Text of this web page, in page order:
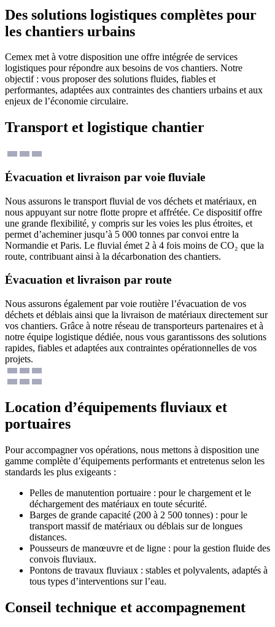
Des solutions logistiques complètes pour
les chantiers urbains
Cemex met à votre disposition une offre intégrée de services
logistiques pour répondre aux besoins de vos chantiers. Notre
objectif : vous proposer des solutions fluides, fiables et
performantes, adaptées aux contraintes des chantiers urbains et aux
enjeux de l’économie circulaire.
Transport et logistique chantier
Évacuation et livraison par voie fluviale
Nous assurons le transport fluvial de vos déchets et matériaux, en
nous appuyant sur notre flotte propre et affrétée. Ce dispositif offre
une grande flexibilité, y compris sur les voies les plus étroites, et
permet d’acheminer jusqu’à 5 000 tonnes par convoi entre la
Normandie et Paris. Le fluvial émet 2 à 4 fois moins de CO₂ que la
route, contribuant ainsi à la décarbonation des chantiers.
Évacuation et livraison par route
Nous assurons également par voie routière l’évacuation de vos
déchets et déblais ainsi que la livraison de matériaux directement sur
vos chantiers. Grâce à notre réseau de transporteurs partenaires et à
notre équipe logistique dédiée, nous vous garantissons des solutions
rapides, fiables et adaptées aux contraintes opérationnelles de vos
projets.
Location d’équipements fluviaux et
portuaires
Pour accompagner vos opérations, nous mettons à disposition une
gamme complète d’équipements performants et entretenus selon les
standards les plus exigeants :
Pelles de manutention portuaire : pour le chargement et le
déchargement des matériaux en toute sécurité.
Barges de grande capacité (200 à 2 500 tonnes) : pour le
transport massif de matériaux ou déblais sur de longues
distances.
Pousseurs de manœuvre et de ligne : pour la gestion fluide des
convois fluviaux.
Pontons de travaux fluviaux : stables et polyvalents, adaptés à
tous types d’interventions sur l’eau.
Conseil technique et accompagnement